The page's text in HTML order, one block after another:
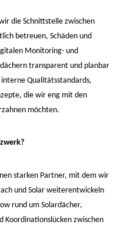
die Schnittstelle zwischen
betreuen, Schäden und
Monitoring- und
transparent und planbar
Qualitätsstandards,
die wir eng mit den
möchten.
starken Partner, mit dem wir
und Solar weiterentwickeln
rund um Solardächer,
Koordinationslücken zwischen